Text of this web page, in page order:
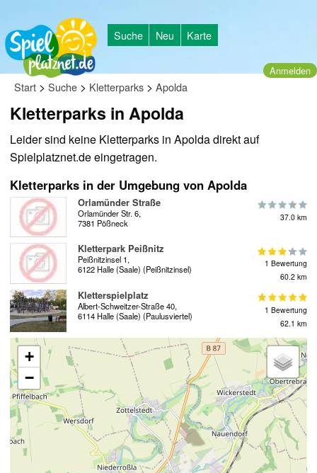
Suche Neu Karte
Anmelden
Start > Suche > Kletterparks > Apolda
Kletterparks in Apolda
Leider sind keine Kletterparks in Apolda direkt auf
Spielplatznet.de eingetragen.
Kletterparks in der Umgebung von Apolda
Orlamünder Straße
Orlamünder Str. 6,
7381 Pößneck
37.0 km
Kletterpark Peißnitz
Peißnitzinsel 1,
6122 Halle (Saale) (Peißnitzinsel)
1 Bewertung
60.2 km
Kletterspielplatz
Albert-Schweitzer-Straße 40,
6114 Halle (Saale) (Paulusviertel)
1 Bewertung
62.1 km
+
−